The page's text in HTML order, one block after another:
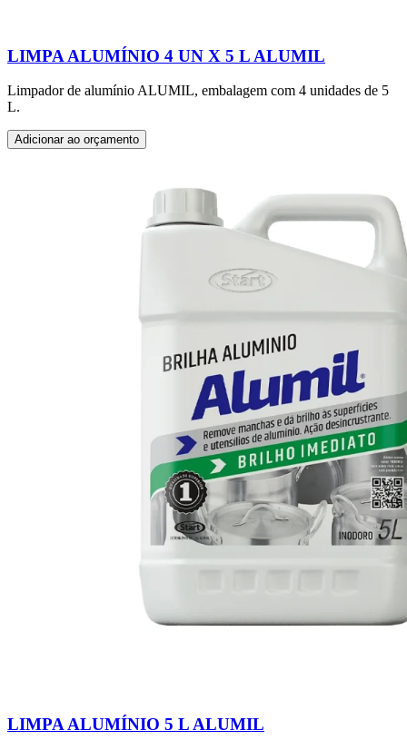
LIMPA ALUMÍNIO 4 UN X 5 L ALUMIL
Limpador de alumínio ALUMIL, embalagem com 4 unidades de 5
L.
Adicionar ao orçamento
LIMPA ALUMÍNIO 5 L ALUMIL